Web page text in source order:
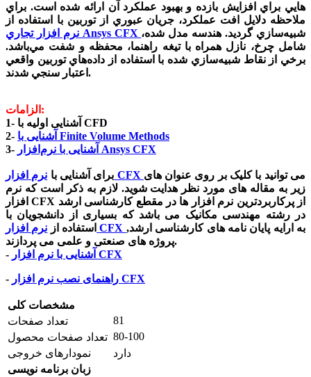
هايي براي افزايش بازده و بهبود عملکرد آن ارائه شده است. براي
ملاحظه دلايل افت عملکرد، جريان عبوري از توربين با استفاده از
نرم افزار تجاري Ansys CFX شبيه­‌سازي گرديد. هندسه مدل شده،
شامل چرخ، نازل همراه با تيغه راهنما، محفظه و شفت مي­‌باشد.
برخي از نقاط شبيه‌سازي شده با استفاده از داده‌­هاي توربين واقعي
اعتبار سنجي شدند.
الزامات:
1- آشنایی اولیه با CFD
2-
آشنایی با Finite Volume Methods
3-
آشنایی با نرم‌افزار Ansys CFX
برای آشنایی با نرم افزار CFX می توانید با کلیک بر روی عنوان های
زیر به مقاله های مورد نظر هدایت شوید. لازم به ذکر است که نرم
افزار CFX از پرکاربردترین نرم افزار ها در مقطع کارشناسی ارشد
در رشته مهندسی مکانیک می باشد که بسیاری از دانشجویان با
استفاده از نرم افزار CFX به ارایه پایان نامه های کارشناسی ارشد,
پروژه های صنعتی و علمی می پردازند.
-
آشنایی با نرم افزار CFX
- راهنمای نصب نرم افزار CFX
مشخصات کلی
تعداد صفحات
81
تعداد صفحات محصول 80-100
نمودارهای خروجی
دارد
زبان برنامه نویسی